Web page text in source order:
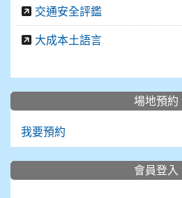
交通安全評鑑
大成本土語言
場地預約
我要預約
會員登入